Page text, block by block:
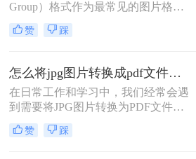
Group）格式作为最常见的图片格式
之一，广泛应用于网络传输、照片存
储等场景。然而，在某些情况下，我
档，以便更好地进行文件共享、打印
或归档。那么jpg格式图片怎么转换成
pdf呢？以下将详细介绍几种将JPG图
片转换成PDF文档的方法。
赞 踩
怎么将jpg图片转换成pdf文件格式？这3种转换方法简单又快速!！
在日常工作和学习中，我们经常会遇
到需要将JPG图片转换为PDF文件格
式的情况。PDF文件因其跨平台兼容
性、保持文档原貌的能力以及安全性
赞 踩